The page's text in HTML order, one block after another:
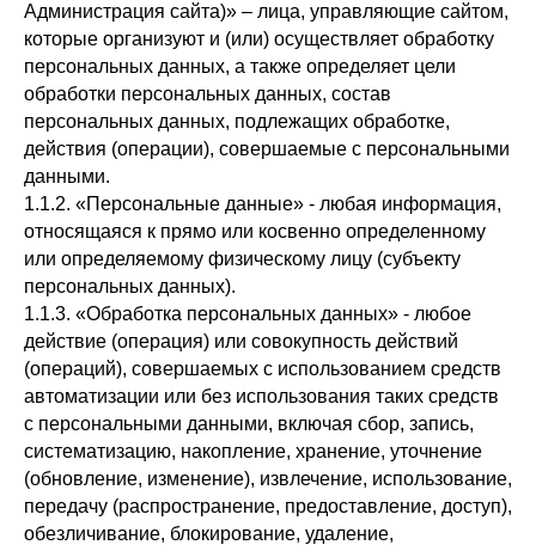
Администрация сайта)» – лица, управляющие сайтом,
которые организуют и (или) осуществляет обработку
персональных данных, а также определяет цели
обработки персональных данных, состав
персональных данных, подлежащих обработке,
действия (операции), совершаемые с персональными
данными.
1.1.2. «Персональные данные» - любая информация,
относящаяся к прямо или косвенно определенному
или определяемому физическому лицу (субъекту
персональных данных).
1.1.3. «Обработка персональных данных» - любое
действие (операция) или совокупность действий
(операций), совершаемых с использованием средств
автоматизации или без использования таких средств
с персональными данными, включая сбор, запись,
систематизацию, накопление, хранение, уточнение
(обновление, изменение), извлечение, использование,
передачу (распространение, предоставление, доступ),
обезличивание, блокирование, удаление,